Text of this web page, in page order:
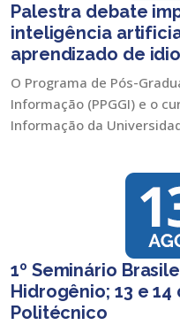
Palestra debate
inteligência
aprendizado de
O Programa de Pós-
Informação (PPGGI) e o
Informação da
1º Seminário
Hidrogênio; 13 e
Politécnico